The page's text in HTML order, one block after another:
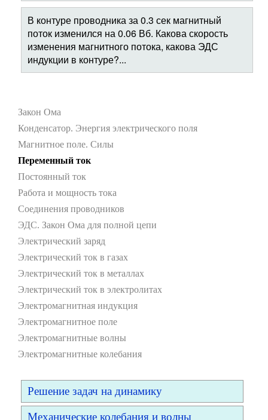
В контуре проводника за 0.3 сек магнитный
поток изменился на 0.06 Вб. Какова скорость
изменения магнитного потока, какова ЭДС
индукции в контуре?...
Закон Ома
Конденсатор. Энергия электрического поля
Магнитное поле. Силы
Переменный ток
Постоянный ток
Работа и мощность тока
Соединения проводников
ЭДС. Закон Ома для полной цепи
Электрический заряд
Электрический ток в газах
Электрический ток в металлах
Электрический ток в электролитах
Электромагнитная индукция
Электромагнитное поле
Электромагнитные волны
Электромагнитные колебания
Решение задач на динамику
Механические колебания и волны